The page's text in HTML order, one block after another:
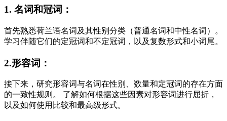
1. 名词和冠词：
首先熟悉荷兰语名词及其性别分类（普通名词和中性名词）。
学习伴随它们的定冠词和不定冠词，以及复数形式和小词尾。
2.形容词：
接下来，研究形容词与名词在性别、数量和定冠词的存在方面
的一致性规则。 了解如何根据这些因素对形容词进行屈折，
以及如何使用比较和最高级形式。